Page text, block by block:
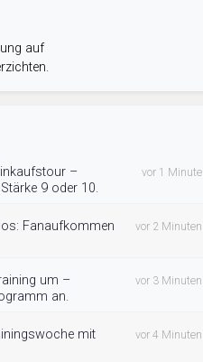
auf
–
9 oder 10.
vor 1 Minute
Fanaufkommen
vor 2 Minuten
um –
an.
vor 3 Minuten
mit
vor 4 Minuten